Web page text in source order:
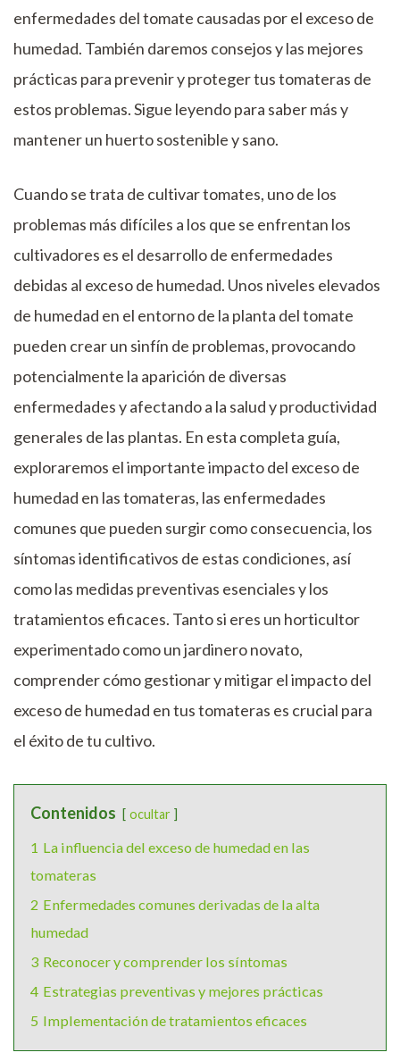
enfermedades del tomate causadas por el exceso de
humedad. También daremos consejos y las mejores
prácticas para prevenir y proteger tus tomateras de
estos problemas. Sigue leyendo para saber más y
mantener un huerto sostenible y sano.
Cuando se trata de cultivar tomates, uno de los
problemas más difíciles a los que se enfrentan los
cultivadores es el desarrollo de enfermedades
debidas al exceso de humedad. Unos niveles elevados
de humedad en el entorno de la planta del tomate
pueden crear un sinfín de problemas, provocando
potencialmente la aparición de diversas
enfermedades y afectando a la salud y productividad
generales de las plantas. En esta completa guía,
exploraremos el importante impacto del exceso de
humedad en las tomateras, las enfermedades
comunes que pueden surgir como consecuencia, los
síntomas identificativos de estas condiciones, así
como las medidas preventivas esenciales y los
tratamientos eficaces. Tanto si eres un horticultor
experimentado como un jardinero novato,
comprender cómo gestionar y mitigar el impacto del
exceso de humedad en tus tomateras es crucial para
el éxito de tu cultivo.
Contenidos ocultar
1 La influencia del exceso de humedad en las
tomateras
2 Enfermedades comunes derivadas de la alta
humedad
3 Reconocer y comprender los síntomas
4 Estrategias preventivas y mejores prácticas
5 Implementación de tratamientos eficaces